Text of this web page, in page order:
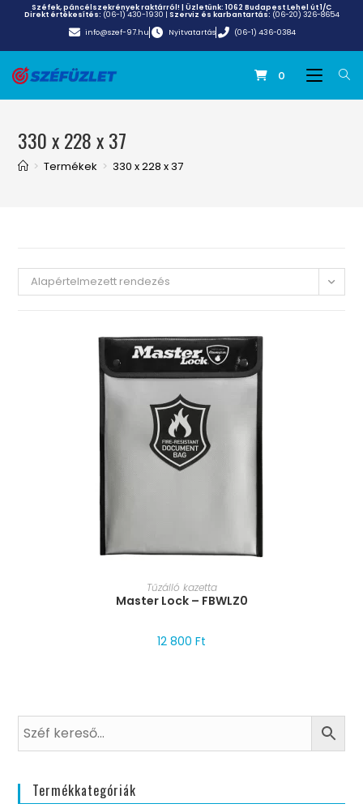
Széfek, páncélszekrények raktárról! | Üzletünk:1062 Budapest Lehel út 1/C
Direkt értékesítés: (06-1) 430-1930 | Szerviz és karbantartás: (06-20) 326-8654
info@szef-97.hu
Nyitvatartás (06-1) 436-0384
0
330 x 228 x 37
> Termékek > 330 x 228 x 37
Alapértelmezett rendezés
MÉRET VÁLASZTÁSA
Tűzálló kazetta
Master Lock – FBWLZ0
12 800 Ft
Termékkategóriák